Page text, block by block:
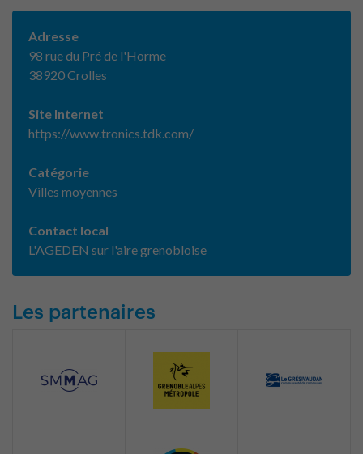
Adresse
98 rue du Pré de l'Horme
38920 Crolles
Site Internet
https://www.tronics.tdk.com/
Catégorie
Villes moyennes
Contact local
L'AGEDEN sur l'aire grenobloise
Les partenaires